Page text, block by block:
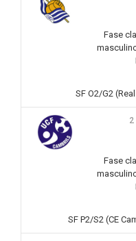
Fase
SF O2/G2
2
Fase
SF P2/S2 (CE